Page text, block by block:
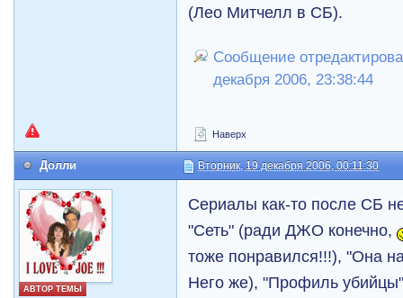
(Лео Митчелл в СБ).
Сообщение
декабря 2006, 23:38:44
Наверх
Долли Вторник, 19 декабря 2006, 00:11:30
АВТОР ТЕМЫ
Сериалы как-то после СБ
"Сеть" (ради ДЖО конечно,
тоже понравился!!!), "Она
Него же), "Профиль